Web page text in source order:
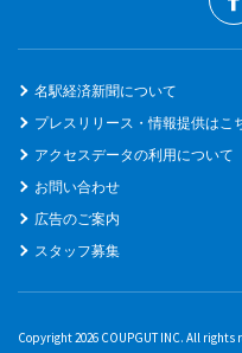
名駅経済新聞について
プレスリリース・情報提供はこ
アクセスデータの利用について
お問い合わせ
広告のご案内
スタッフ募集
Copyright 2026 COUPGUT INC. All rights